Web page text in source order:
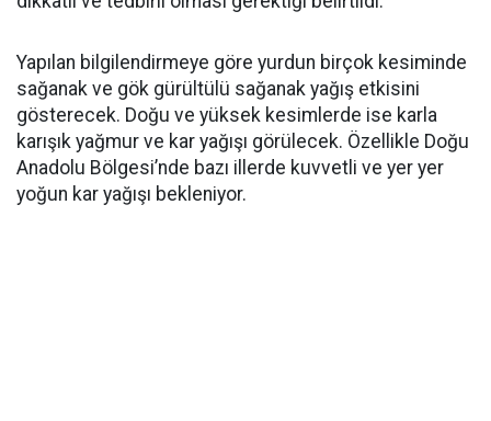
Yapılan bilgilendirmeye göre yurdun birçok kesiminde
sağanak ve gök gürültülü sağanak yağış etkisini
gösterecek. Doğu ve yüksek kesimlerde ise karla
karışık yağmur ve kar yağışı görülecek. Özellikle Doğu
Anadolu Bölgesi’nde bazı illerde kuvvetli ve yer yer
yoğun kar yağışı bekleniyor.